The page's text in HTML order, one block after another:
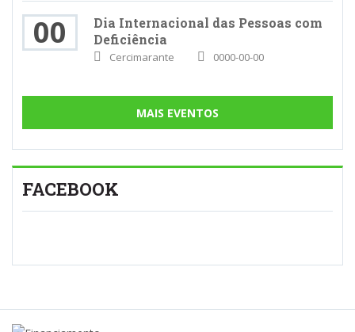
00
Dia Internacional das Pessoas com
Deficiência
Cercimarante 0000-00-00
MAIS EVENTOS
FACEBOOK